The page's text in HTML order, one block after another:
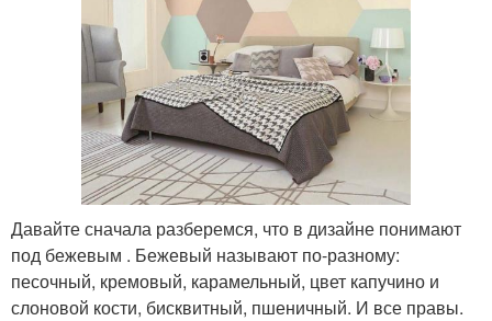
Давайте сначала разберемся, что в дизайне понимают
под бежевым . Бежевый называют по-разному:
песочный, кремовый, карамельный, цвет капучино и
слоновой кости, бисквитный, пшеничный. И все правы.